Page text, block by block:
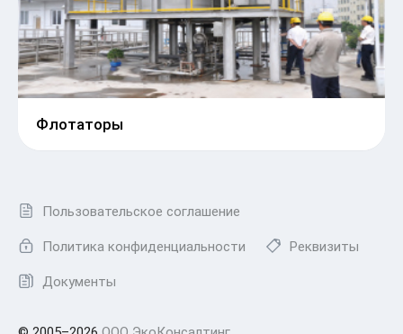
Флотаторы
Пользовательское соглашение
Политика конфиденциальности Реквизиты
Документы